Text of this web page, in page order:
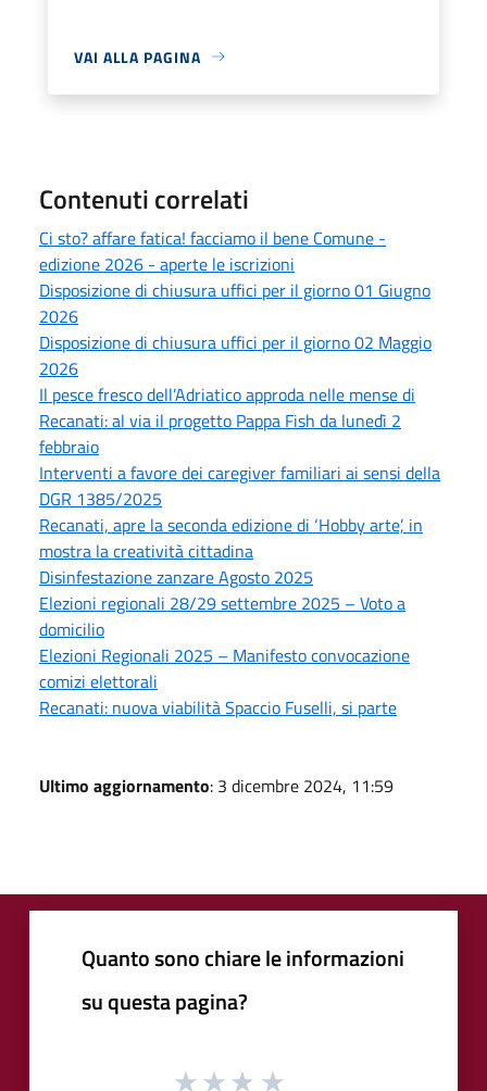
VAI ALLA PAGINA
Contenuti correlati
Ci sto? affare fatica! facciamo il bene Comune -
edizione 2026 - aperte le iscrizioni
Disposizione di chiusura uffici per il giorno 01 Giugno
2026
Disposizione di chiusura uffici per il giorno 02 Maggio
2026
Il pesce fresco dell’Adriatico approda nelle mense di
Recanati: al via il progetto Pappa Fish da lunedì 2
febbraio
Interventi a favore dei caregiver familiari ai sensi della
DGR 1385/2025
Recanati, apre la seconda edizione di ‘Hobby arte’, in
mostra la creatività cittadina
Disinfestazione zanzare Agosto 2025
Elezioni regionali 28/29 settembre 2025 – Voto a
domicilio
Elezioni Regionali 2025 – Manifesto convocazione
comizi elettorali
Recanati: nuova viabilità Spaccio Fuselli, si parte
Ultimo aggiornamento: 3 dicembre 2024, 11:59
Quanto sono chiare le informazioni
su questa pagina?